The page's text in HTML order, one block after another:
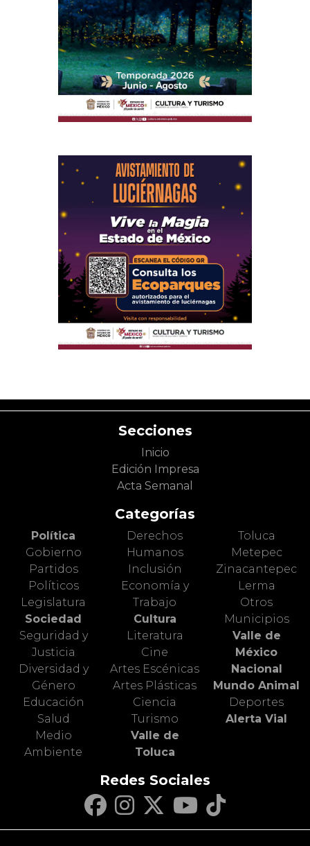
Secciones
Inicio
Edición Impresa
Acta Semanal
Categorías
Política
Gobierno
Partidos
Políticos
Legislatura
Sociedad
Seguridad y
Justicia
Diversidad y
Género
Educación
Salud
Medio
Ambiente
Derechos
Humanos
Inclusión
Economía y
Trabajo
Cultura
Literatura
Cine
Artes Escénicas
Artes Plásticas
Ciencia
Turismo
Valle de
Toluca
Toluca
Metepec
Zinacantepec
Lerma
Otros
Municipios
Valle de
México
Nacional
Mundo Animal
Deportes
Alerta Vial
Redes Sociales